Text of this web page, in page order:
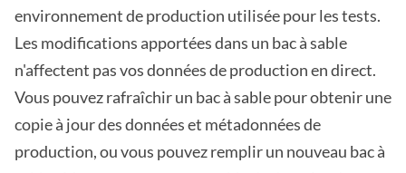
environnement de production utilisée pour les tests.
Les modifications apportées dans un bac à sable
n'affectent pas vos données de production en direct.
Vous pouvez rafraîchir un bac à sable pour obtenir une
copie à jour des données et métadonnées de
production, ou vous pouvez remplir un nouveau bac à